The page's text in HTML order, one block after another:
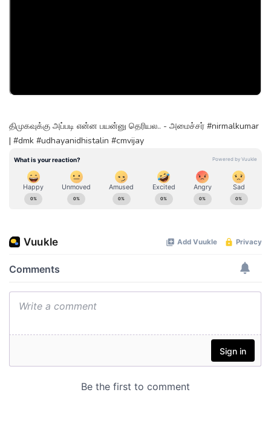
திமுகவுக்கு அப்படி என்ன பயன்னு தெரியல.. - அமைச்சர் #nirmalkumar
| #dmk #udhayanidhistalin #cmvijay